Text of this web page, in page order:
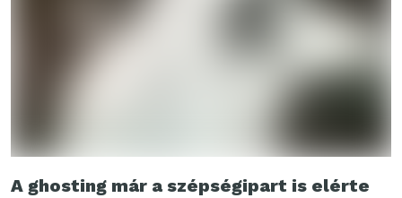
A ghosting már a szépségipart is elérte